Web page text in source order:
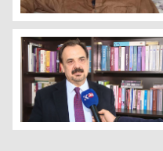
Doğu Ergil
Prof. Dr. Rüstem Erkan